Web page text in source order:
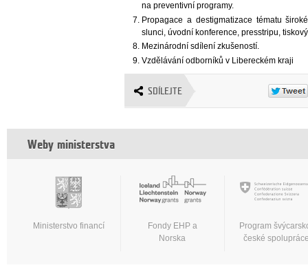
na preventivní programy.
Propagace a destigmatizace tématu
slunci, úvodní konference, presstripu,
Mezinárodní sdílení zkušeností.
Vzdělávání odborníků v Libereckém kraji
SDÍLEJTE
Weby ministerstva
Ministerstvo financí
Fondy EHP a
Norska
Program
české